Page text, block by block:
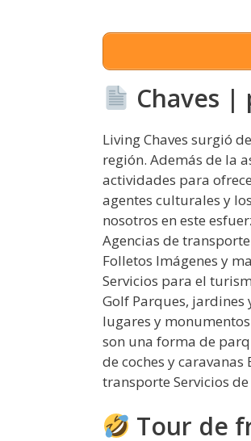
Chaves |
Living Chaves surgió
región. Además de la
actividades para
agentes culturales y
nosotros en este
Agencias de
Folletos Imágenes y
Servicios para el
Golf Parques, jardines
lugares y
son una forma de
de coches y
transporte Servicios
Tour de